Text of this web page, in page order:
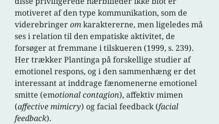
motiveret af den type kommunikation, som de
viderebringeromkaraktererne, men ligeledes må
ses i relation til den empatiske aktivitet, de
forsøger at fremmane i tilskueren (1999, s. 239).
Her trækker Plantinga på forskellige studier af
emotionel respons, og i den sammenhæng er det
interessant at inddrage fænomenerne emotionel
smitte (emotional contagion), affektiv mimen
(affective mimicry) og facial feedback (facial
feedback).